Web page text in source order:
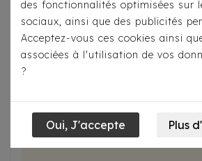
des fonctionnalités optimisées sur
sociaux, ainsi que des publicités
Acceptez-vous ces cookies ainsi
associées à l'utilisation de vos
?